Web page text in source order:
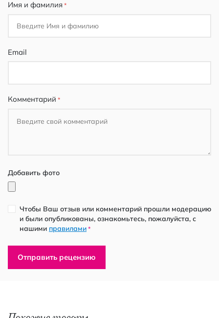
Имя и фамилия
Email
Комментарий
Добавить фото
Чтобы Ваш отзыв или комментарий прошли модерацию
и были опубликованы, ознакомьтесь, пожалуйста, с
нашими правилами *
Отправить рецензию